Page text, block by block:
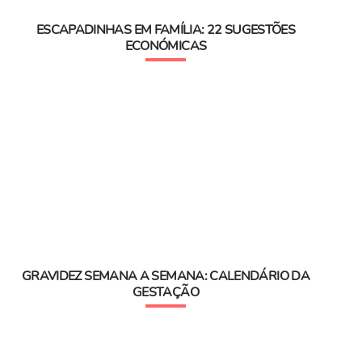
ESCAPADINHAS EM FAMÍLIA: 22 SUGESTÕES
ECONÓMICAS
GRAVIDEZ SEMANA A SEMANA: CALENDÁRIO DA
GESTAÇÃO